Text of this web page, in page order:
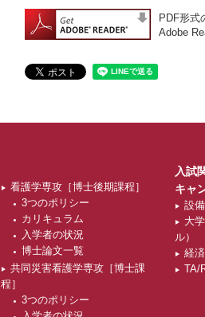
PDF形式
Adobe
看護学専攻［博士後期課程］
3つのポリシー
カリキュラム
入学者の状況
博士論文一覧
共同災害看護学専攻［博士課
程］
3つのポリシー
入試
キャ
設
大
ル）
経
TA/